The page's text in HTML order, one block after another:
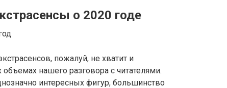
о 2020 годе
пожалуй, не хватит и
нашего разговора с читателями.
интересных фигур, большинство